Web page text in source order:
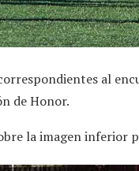
al
de Honor.
la imagen inferior